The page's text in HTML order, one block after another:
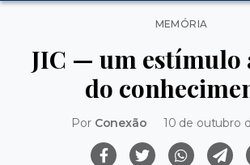
Categorias
MEMÓRIA
JIC — um estímulo
do
Por Conexão 10 de outubro